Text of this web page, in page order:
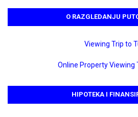
O RAZGLEDANJU
Viewing Trip to
Online Property Viewing
HIPOTEKA I